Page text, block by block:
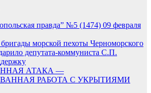
правда” №5 (1474) 09 февраля
морской пехоты Черноморского
депутата-коммуниста С.П.
АТАКА —
РАБОТА С УКРЫТИЯМИ